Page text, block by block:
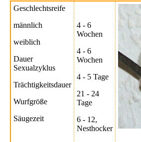
Geschlechtsreife
männlich
weiblich
Dauer
Sexualzyklus
Trächtigkeitsdauer
Wurfgröße
Säugezeit
4 - 6
Wochen
4 - 6
Wochen
4 - 5 Tage
21 - 24
Tage
6 - 12,
Nesthocker